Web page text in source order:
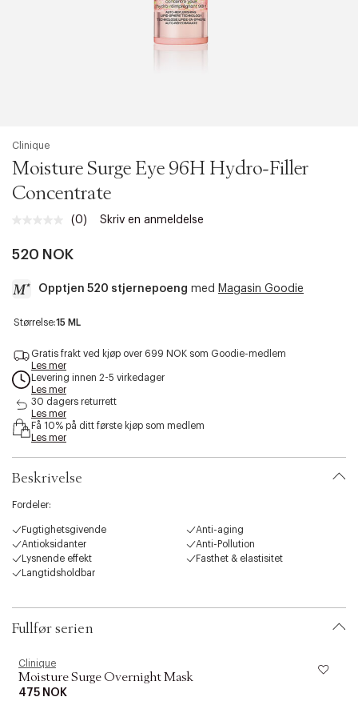
Clinique
Moisture Surge Eye 96H Hydro-Filler
Concentrate
Ingen
Samme
(0) Skriv en anmeldelse
520 NOK
Opptjen 520 stjernepoeng med Magasin Goodie
a
c
s
b
i
t
.
v
a
i
o
s
e
Størrelse:15 ML
Gratis frakt ved kjøp over 699 NOK som Goodie-medlem
Les mer
Levering innen 2-5 virkedager
Les mer
30 dagers returrett
Les mer
Få 10% på ditt første kjøp som medlem
Les mer
Beskrivelse
Fordeler:
Fugtighetsgivende
Anti-aging
Antioksidanter
Anti-Pollution
Lysnende effekt
Fasthet & elastisitet
Langtidsholdbar
Moisture Surge™ Eye 96H Hydro-Filler Concentrateer en ultralett pleiende
og intens fuktighetsgivende vannGel som hjelper huden rundt øynene
med å gjenopprette fuktighet og glatte rynker i 96 timer. Etterfyller,
øyeområdet i 96 timer ved hjelp av Auto-Replenishing Lipid-Sphere
Technology
Fullfør serien
Clinique
Moisture Surge Overnight Mask
475 NOK